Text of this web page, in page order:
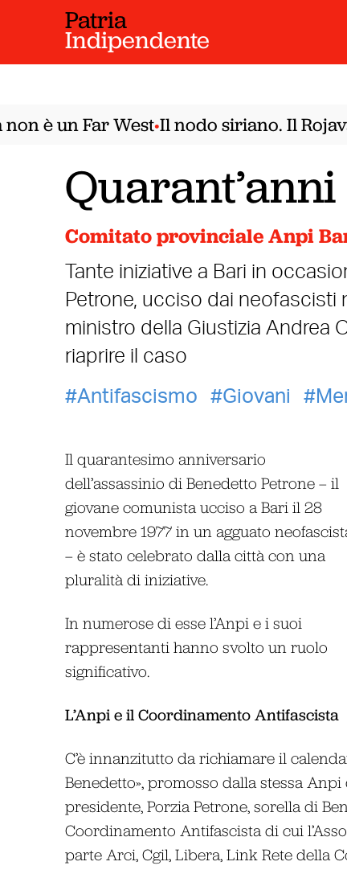
Patria
Indipendente
è un Far West•Il nodo siriano. Il Rojava
Comitato provinciale Anpi
Tante iniziative a Bari in
Petrone, ucciso dai neofascisti
ministro della Giustizia Andrea
riaprire il caso
Antifascismo
Giovani
Il quarantesimo anniversario
dell’assassinio di Benedetto Petrone – il
giovane comunista ucciso a Bari il 28
novembre 1977 in un agguato
– è stato celebrato dalla città con una
pluralità di iniziative.
In numerose di esse l’Anpi e i suoi
rappresentanti hanno svolto un ruolo
significativo.
L’Anpi e il Coordinamento Antifascista
C’è innanzitutto da richiamare il
Benedetto», promosso dalla stessa
presidente, Porzia Petrone, sorella di
Coordinamento Antifascista di cui
parte Arci, Cgil, Libera, Link Rete della